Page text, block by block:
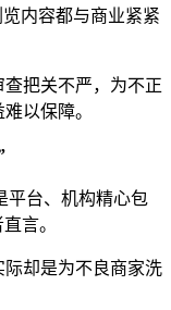
内容都与商业紧紧
把关不严，为不正
以保障。
台、机构精心包
言。
却是为不良商家洗